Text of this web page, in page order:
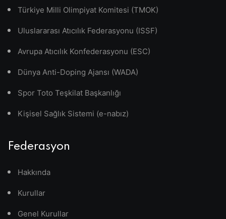
Türkiye Milli Olimpiyat Komitesi (TMOK)
Uluslararası Atıcılık Federasyonu (ISSF)
Avrupa Atıcılık Konfederasyonu (ESC)
Dünya Anti-Doping Ajansı (WADA)
Spor Toto Teşkilat Başkanlığı
Kişisel Sağlık Sistemi (e-nabız)
Federasyon
Hakkında
Kurullar
Genel Kurullar